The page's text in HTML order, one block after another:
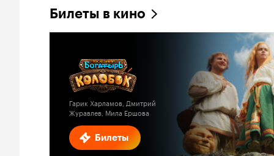
Билеты в кино
Билеты
Гарик Харламов, Дмитрий
Журавлев, Мила Ершова